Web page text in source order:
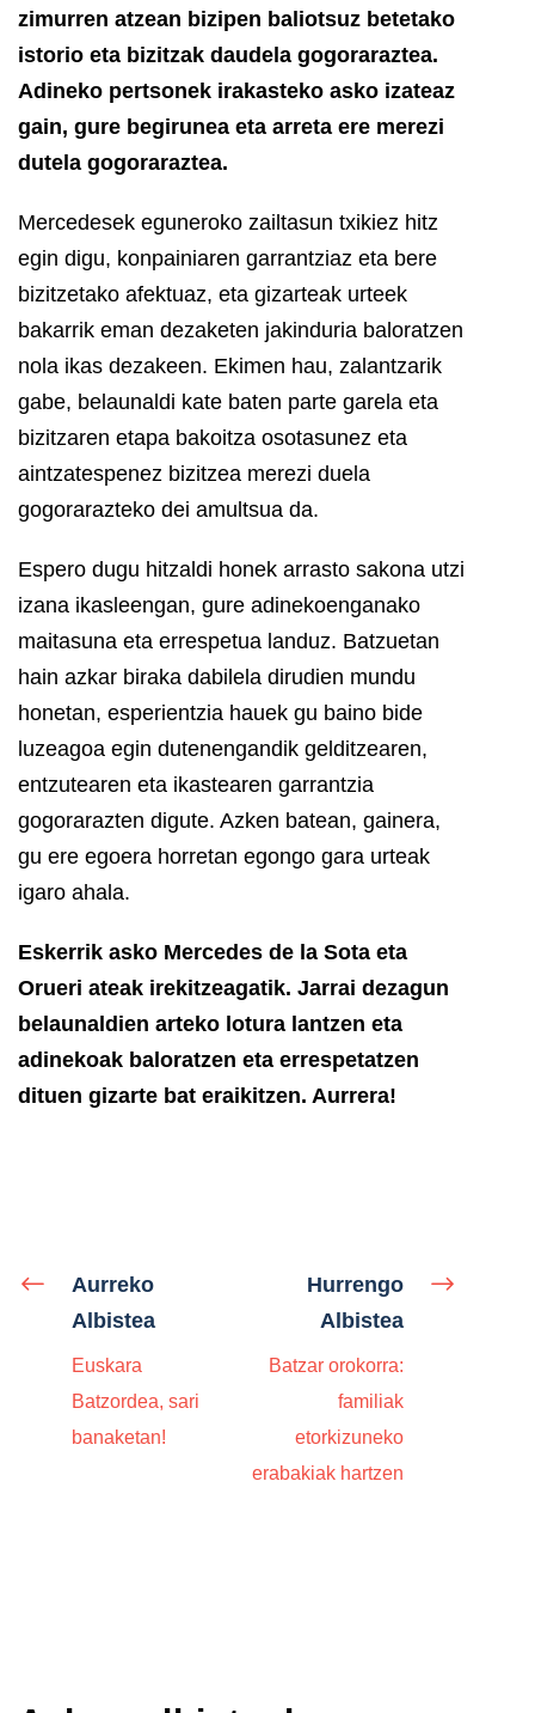
zimurren atzean bizipen baliotsuz betetako
istorio eta bizitzak daudela gogoraraztea.
Adineko pertsonek irakasteko asko izateaz
gain, gure begirunea eta arreta ere merezi
dutela gogoraraztea.
Mercedesek eguneroko zailtasun txikiez hitz
egin digu, konpainiaren garrantziaz eta bere
bizitzetako afektuaz, eta gizarteak urteek
bakarrik eman dezaketen jakinduria baloratzen
nola ikas dezakeen. Ekimen hau, zalantzarik
gabe, belaunaldi kate baten parte garela eta
bizitzaren etapa bakoitza osotasunez eta
aintzatespenez bizitzea merezi duela
gogorarazteko dei amultsua da.
Espero dugu hitzaldi honek arrasto sakona utzi
izana ikasleengan, gure adinekoenganako
maitasuna eta errespetua landuz. Batzuetan
hain azkar biraka dabilela dirudien mundu
honetan, esperientzia hauek gu baino bide
luzeagoa egin dutenengandik gelditzearen,
entzutearen eta ikastearen garrantzia
gogorarazten digute. Azken batean, gainera,
gu ere egoera horretan egongo gara urteak
igaro ahala.
Eskerrik asko Mercedes de la Sota eta
Orueri ateak irekitzeagatik. Jarrai dezagun
belaunaldien arteko lotura lantzen eta
adinekoak baloratzen eta errespetatzen
dituen gizarte bat eraikitzen. Aurrera!
Aurreko
Albistea
Euskara
Batzordea, sari
banaketan!
Hurrengo
Albistea
Batzar orokorra:
familiak
etorkizuneko
erabakiak hartzen